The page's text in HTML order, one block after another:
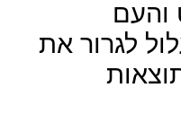
והעם
לגרור את